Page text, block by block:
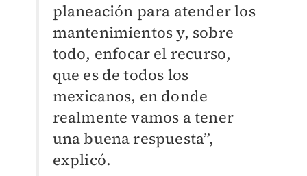
planeación para atender los
mantenimientos y, sobre
todo, enfocar el recurso,
que es de todos los
mexicanos, en donde
realmente vamos a tener
una buena respuesta”,
explicó.